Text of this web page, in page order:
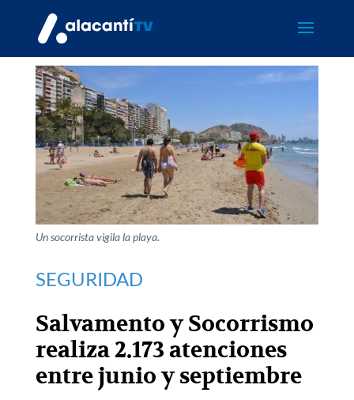
Un socorrista vigila la playa.
SEGURIDAD
Salvamento y Socorrismo
realiza 2.173 atenciones
entre junio y septiembre